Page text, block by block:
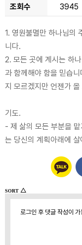
조회수
3945
1. 영원불멸만 하나님의
니다.
2. 모든 곳에 계시는 하
과 함께해야 함을 믿습
지 모르겠지만 언젠가
기도.
- 제 삶의 모든 부분을
는 당신의 계획아래에
SORT △
로그인 후 댓글 작성이